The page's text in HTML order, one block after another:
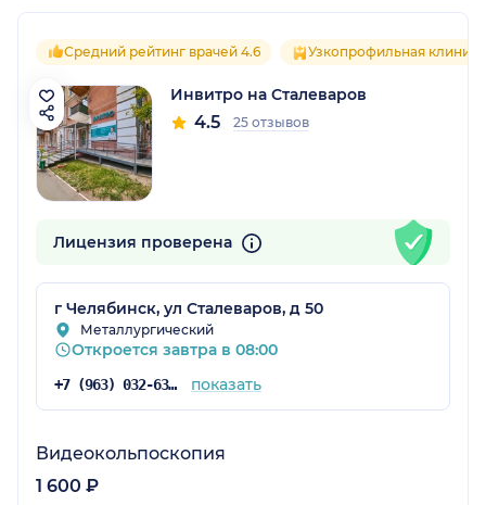
Средний рейтинг врачей 4.6 Узкопрофильная клиника
Инвитро на Сталеваров
4.5 25 отзывов
Лицензия проверена
г Челябинск, ул Сталеваров, д 50
Металлургический
Откроется завтра в 08:00
+7 (963) 032-63-92 показать
Видеокольпоскопия
1 600 ₽